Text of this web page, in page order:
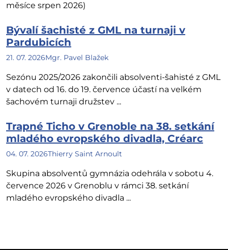
měsíce srpen 2026)
Bývalí šachisté z GML na turnaji v
Pardubicích
21. 07. 2026Mgr. Pavel Blažek
Sezónu 2025/2026 zakončili absolventi-šahisté z GML
v datech od 16. do 19. července účastí na velkém
šachovém turnaji družstev ...
Trapné Ticho v Grenoble na 38. setkání
mladého evropského divadla, Créarc
04. 07. 2026Thierry Saint Arnoult
Skupina absolventů gymnázia odehrála v sobotu 4.
července 2026 v Grenoblu v rámci 38. setkání
mladého evropského divadla ...